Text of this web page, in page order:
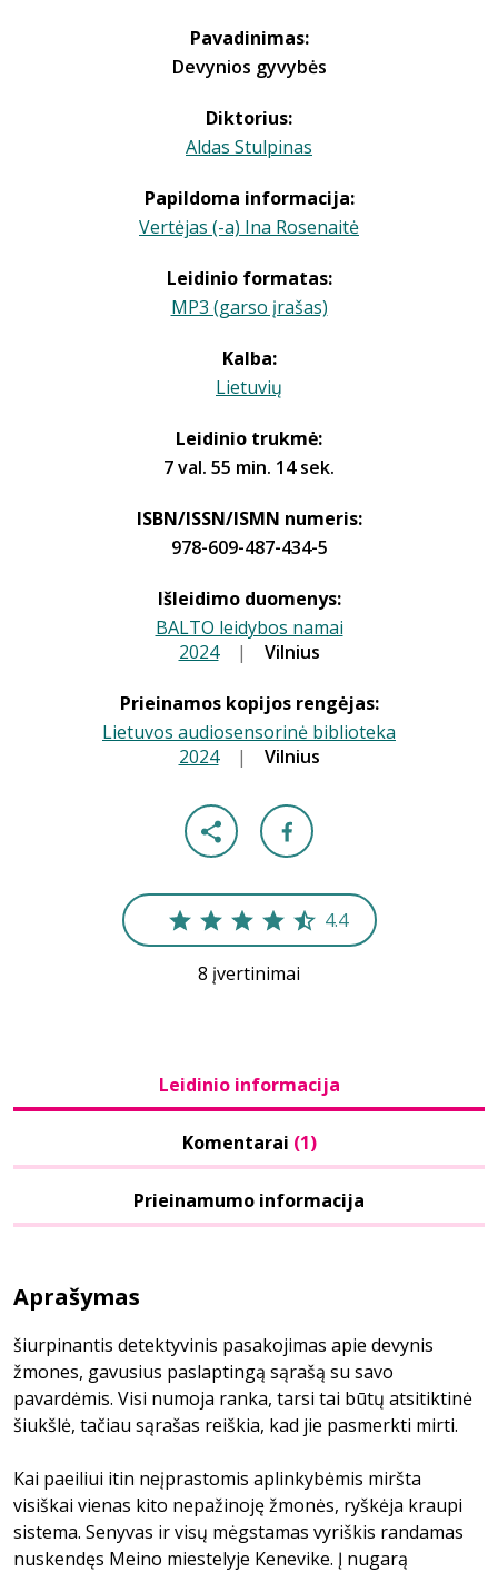
Pavadinimas:
Devynios gyvybės
Diktorius:
Aldas Stulpinas
Papildoma informacija:
Vertėjas (-a) Ina Rosenaitė
Leidinio formatas:
MP3 (garso įrašas)
Kalba:
Lietuvių
Leidinio trukmė:
7 val. 55 min. 14 sek.
ISBN/ISSN/ISMN numeris:
978-609-487-434-5
Išleidimo duomenys:
BALTO leidybos namai
2024 | Vilnius
Prieinamos kopijos rengėjas:
Lietuvos audiosensorinė biblioteka
2024 | Vilnius
4.4
8 įvertinimai
Leidinio informacija
Komentarai (1)
Prieinamumo informacija
Aprašymas
šiurpinantis detektyvinis pasakojimas apie devynis
žmones, gavusius paslaptingą sąrašą su savo
pavardėmis. Visi numoja ranka, tarsi tai būtų atsitiktinė
šiukšlė, tačiau sąrašas reiškia, kad jie pasmerkti mirti.
Kai paeiliui itin neįprastomis aplinkybėmis miršta
visiškai vienas kito nepažinoję žmonės, ryškėja kraupi
sistema. Senyvas ir visų mėgstamas vyriškis randamas
nuskendęs Meino miestelyje Kenevike. Į nugarą